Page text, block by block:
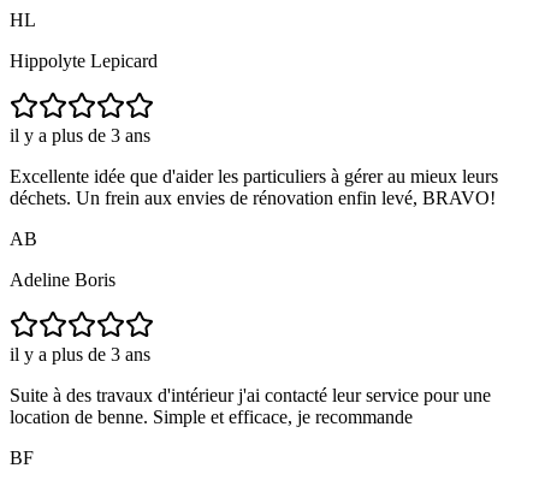
HL
Hippolyte Lepicard
il y a plus de 3 ans
Excellente idée que d'aider les particuliers à gérer au mieux leurs
déchets. Un frein aux envies de rénovation enfin levé, BRAVO!
AB
Adeline Boris
il y a plus de 3 ans
Suite à des travaux d'intérieur j'ai contacté leur service pour une
location de benne. Simple et efficace, je recommande
BF